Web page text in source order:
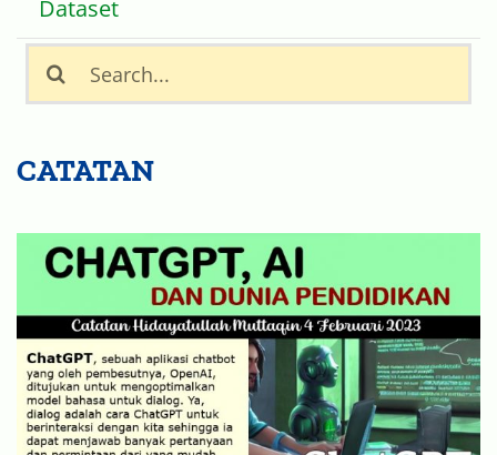
Dataset
Search
for:
CATATAN